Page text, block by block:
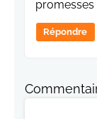
promesses
Répondre